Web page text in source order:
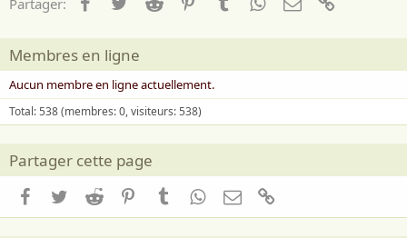
Membres en ligne
Aucun membre en ligne actuellement.
Total: 538 (membres: 0, visiteurs: 538)
Partager cette page
Facebook
TwitterReddit PinterestTumblrWhatsApp
Email